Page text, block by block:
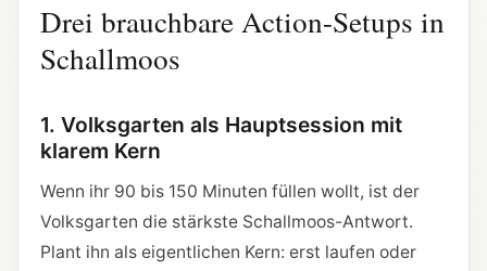
Drei brauchbare Action-Setups in
Schallmoos
1. Volksgarten als Hauptsession mit
klarem Kern
Wenn ihr 90 bis 150 Minuten füllen wollt, ist der
Volksgarten die stärkste Schallmoos-Antwort.
Plant ihn als eigentlichen Kern: erst laufen oder